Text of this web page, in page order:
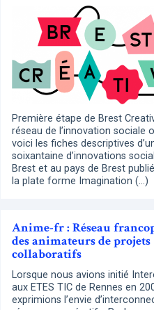
Première étape de Brest
réseau de l’innovation sociale
voici les fiches descriptives
soixantaine d’innovations
Brest et au pays de Brest
la plate forme Imagination (…)
Anime-fr : Réseau
des animateurs de projets
collaboratifs
Lorsque nous avions initié
aux ETES TIC de Rennes en
exprimions l’envie